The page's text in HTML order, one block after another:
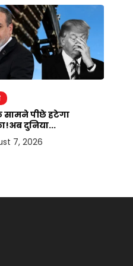
सामने पीछे हटेगा
दुनिया...
7, 2026